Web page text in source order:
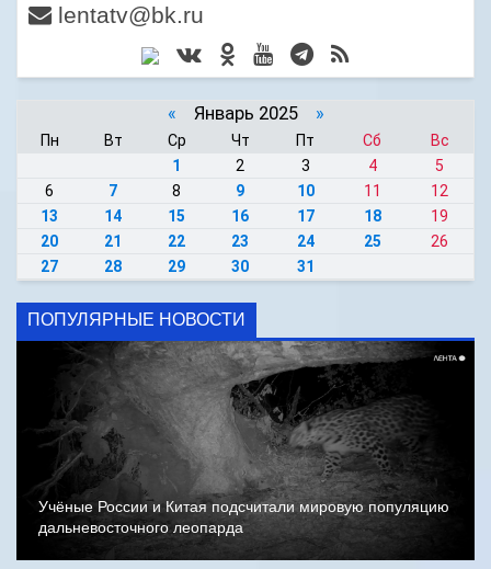
lentatv@bk.ru
« Январь 2025 »
Пн Вт Ср Чт Пт Сб
Вс
1
2 3 4
5
6
7 8 9 10 11
12
13
14 15 16 17 18
19
20
21 22 23 24 25
26
27
28 29 30 31
ПОПУЛЯРНЫЕ НОВОСТИ
Учёные России и Китая подсчитали мировую популяцию
дальневосточного леопарда